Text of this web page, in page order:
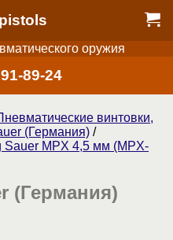
оружия
89-24
винтовки,
(Германия) /
Sauer MPX 4,5 мм (MPX-
(Германия)